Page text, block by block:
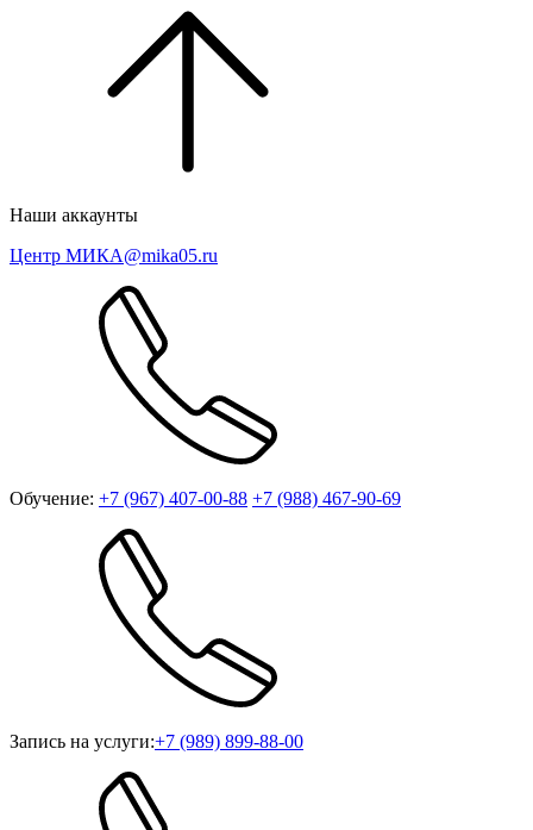
Наши аккаунты
Центр МИКА@mika05.ru
Обучение: +7 (967) 407-00-88 +7 (988) 467-90-69
Запись на услуги:+7 (989) 899-88-00